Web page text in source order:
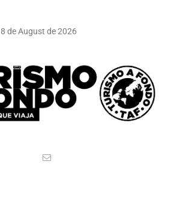
8 de August de 2026